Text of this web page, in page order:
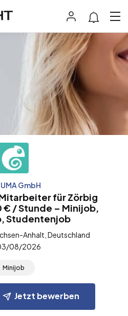
GmbH
für Zörbig
/ Stunde – Minijob,
Studentenjob
Anhalt, Deutschland
08/2026
Minijob
Jetzt bewerben